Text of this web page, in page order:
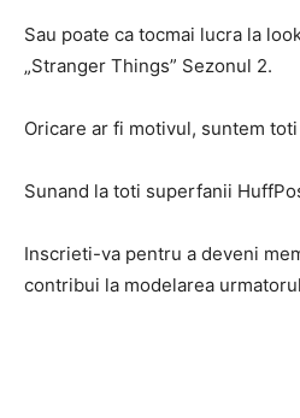
Sau poate ca tocmai lucra la
„Stranger Things” Sezonul 2.
Oricare ar fi motivul, suntem
Sunand la toti superfanii
Inscrieti-va pentru a deveni
contribui la modelarea